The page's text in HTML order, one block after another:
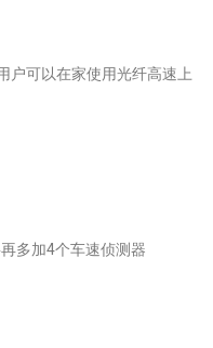
户可以在家使用光纤高速上
多加4个车速侦测器